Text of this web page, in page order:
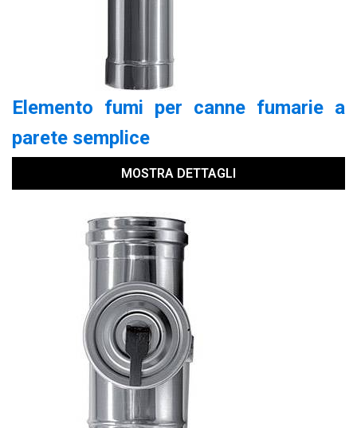
Elemento fumi per canne fumarie a
parete semplice
MOSTRA DETTAGLI